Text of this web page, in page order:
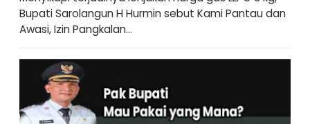
Bupati Sarolangun H Hurmin sebut Kami Pantau dan
Awasi, Izin Pangkalan...